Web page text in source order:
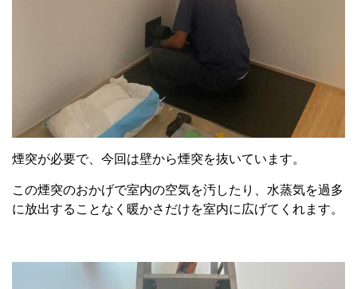
煙突が必要で、今回は壁から煙突を抜いています。
この煙突のおかげで室内の空気を汚したり、水蒸気を過多
に放出することなく暖かさだけを室内に広げてくれます。